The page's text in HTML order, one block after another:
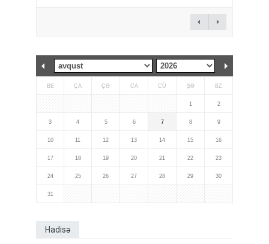
BE ÇA ÇƏ CA CÜ ŞƏ BZ
1 2
3 4 5 6 7 8 9
10 11 12 13 14 15 16
17 18 19 20 21 22 23
24 25 26 27 28 29 30
31
Hadisə